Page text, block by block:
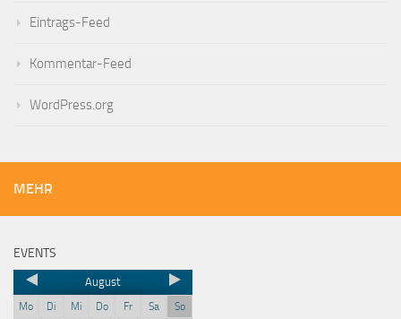
Eintrags-Feed
Kommentar-Feed
WordPress.org
MEHR
EVENTS
August
Mo Di Mi Do Fr Sa
So